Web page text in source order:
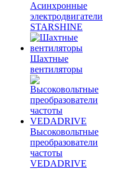
Асинхронные
электродвигатели
STARSHINE
Шахтные
вентиляторы
Высоковольтные
преобразователи
частоты
VEDADRIVE